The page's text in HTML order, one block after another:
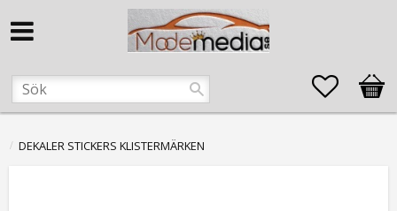
Favoriter
DEKALER STICKERS KLISTERMÄRKEN